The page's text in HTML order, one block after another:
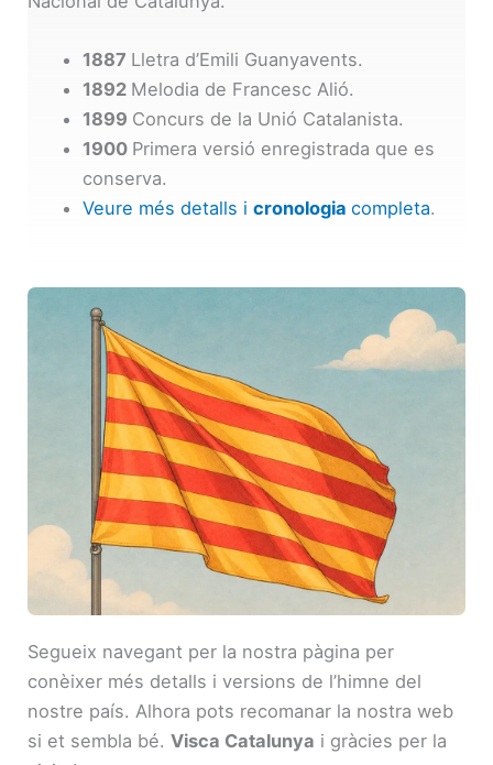
1887 Lletra d’Emili Guanyavents.
1892 Melodia de Francesc Alió.
1899 Concurs de la Unió Catalanista.
1900 Primera versió enregistrada que es
conserva.
Veure més detalls i cronologia completa.
Segueix navegant per la nostra pàgina per
conèixer més detalls i versions de l’himne del
nostre país. Alhora pots recomanar la nostra web
si et sembla bé.Visca Catalunya i gràcies per la